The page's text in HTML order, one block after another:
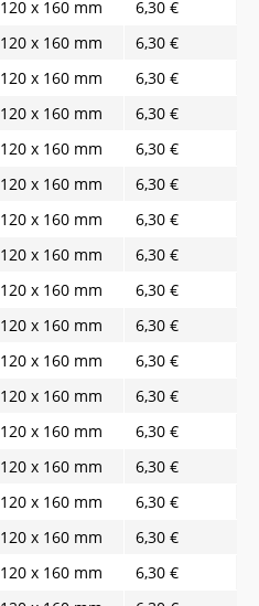
120 x 160 mm
6,30 €
120 x 160 mm
6,30 €
120 x 160 mm
6,30 €
120 x 160 mm
6,30 €
120 x 160 mm
6,30 €
120 x 160 mm
6,30 €
120 x 160 mm
6,30 €
120 x 160 mm
6,30 €
120 x 160 mm
6,30 €
120 x 160 mm
6,30 €
120 x 160 mm
6,30 €
120 x 160 mm
6,30 €
120 x 160 mm
6,30 €
120 x 160 mm
6,30 €
120 x 160 mm
6,30 €
120 x 160 mm
6,30 €
120 x 160 mm
6,30 €